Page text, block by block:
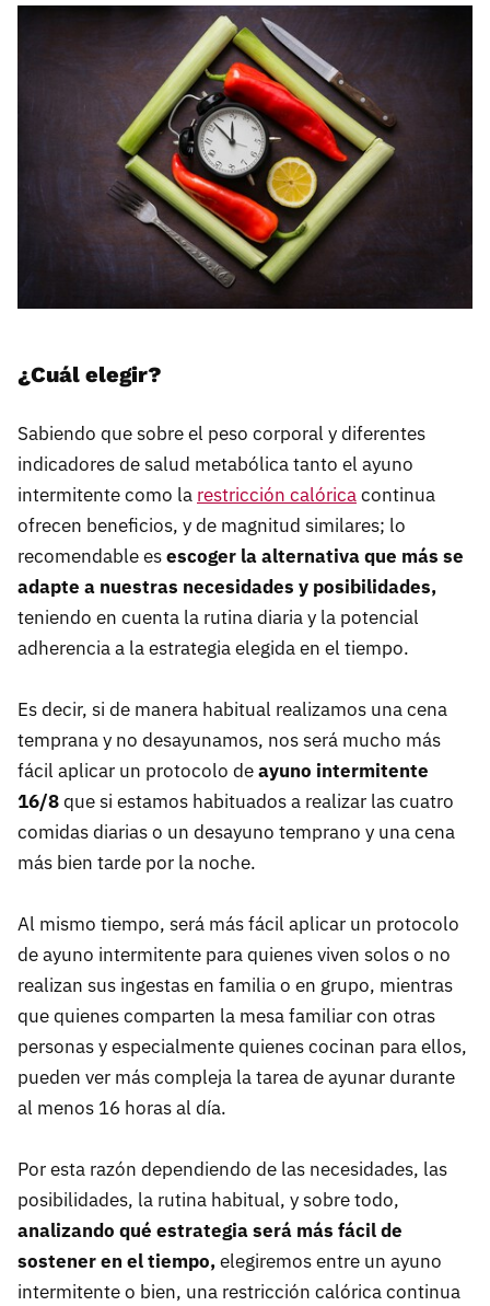
¿Cuál elegir?
Sabiendo que sobre el peso corporal y diferentes
indicadores de salud metabólica tanto el ayuno
intermitente como la restricción calóricacontinua
ofrecen beneficios, y de magnitud similares; lo
recomendable esescoger la alternativa que más se
adapte a nuestras necesidades y posibilidades,
teniendo en cuenta la rutina diaria y la potencial
adherencia a la estrategia elegida en el tiempo.
Es decir, si de manera habitual realizamos una cena
temprana y no desayunamos, nos será mucho más
fácil aplicar un protocolo deayuno intermitente
16/8que si estamos habituados a realizar las cuatro
comidas diarias o un desayuno temprano y una cena
más bien tarde por la noche.
Al mismo tiempo, será más fácil aplicar un protocolo
de ayuno intermitente para quienes viven solos o no
realizan sus ingestas en familia o en grupo, mientras
que quienes comparten la mesa familiar con otras
personas y especialmente quienes cocinan para ellos,
pueden ver más compleja la tarea de ayunar durante
al menos 16 horas al día.
Por esta razón dependiendo de las necesidades, las
posibilidades, la rutina habitual, y sobre todo,
analizando qué estrategia será más fácil de
sostener en el tiempo,elegiremos entre un ayuno
intermitente o bien, una restricción calórica continua